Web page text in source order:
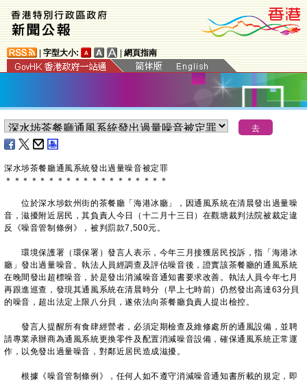
字型大小: 網頁指南
深水埗茶餐廳通風系統發出過量噪音被定罪
＊ ＊ ＊ ＊ ＊ ＊ ＊ ＊ ＊ ＊ ＊ ＊ ＊ ＊ ＊ ＊ ＊ ＊ ＊
​位於深水埗欽州街的茶餐廳「海港冰廳」，因通風系統在清晨發出過量噪
音，滋擾附近居民，其負責人今日（十二月十三日）在觀塘裁判法院被裁定違
反《噪音管制條例》，被判罰款7,500元。
環境保護署（環保署）發言人表示，今年三月接獲居民投訴，指「海港冰
廳」發出過量噪音。執法人員經調查及評估噪音後，證實該茶餐廳的通風系統
在晚間發出超標噪音，於是發出消減噪音通知書要求改善。執法人員今年七月
再跟進巡查，發現其通風系統在清晨時分（早上七時前）仍然發出高達63分貝
的噪音，超出法定上限八分貝，遂依法向茶餐廳負責人提出檢控。
發言人提醒所有食肆經營者，必須定期檢查及維修處所的通風設備，並聘
請專業承辦商為通風系統更換零件及配置消減噪音設備，確保通風系統正常運
作，以免發出過量噪音，對鄰近居民造成滋擾。
根據《噪音管制條例》，任何人如不遵守消減噪音通知書所載的規定，即